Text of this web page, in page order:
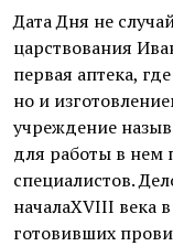
Дата Дня не
царствования
первая аптека,
но и
учреждение
для работы в нем
специалистов.
началаXVIII века
готовивших